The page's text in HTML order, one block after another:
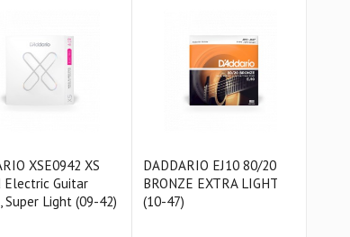
XSE0942 XS
Electric Guitar
Super Light (09-42)
DADDARIO EJ10 80/20
BRONZE EXTRA LIGHT
(10-47)